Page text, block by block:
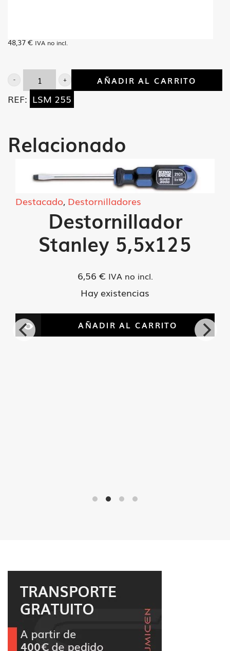
48,37 € IVA no incl.
Llave
vaso
55
cantidad
AÑADIR AL CARRITO
REF: LSM 255
Relacionado
Destacado, Destornilladores
Destornillador
Stanley 5,5x125
6,56 € IVA no incl.
Hay existencias
AÑADIR AL CARRITO